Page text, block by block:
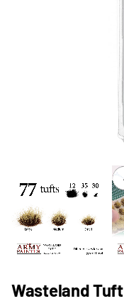
Wasteland Tuft